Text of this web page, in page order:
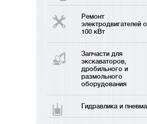
Ремонт
электродвигателей
100 кВт
Запчасти для
экскаваторов,
дробильного и
размольного
оборудования
Гидравлика и